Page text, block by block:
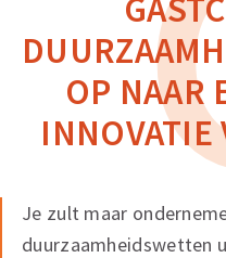
OP NAAR
INNOVATIE
Je zult maar
duurzaamheidswetten